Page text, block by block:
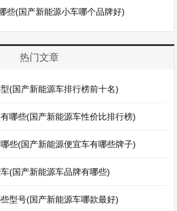
些(国产新能源小车哪个品牌好)
热门文章
(国产新能源车排行榜前十名)
哪些(国产新能源车性价比排行榜)
些(国产新能源便宜车有哪些牌子)
(国产新能源车品牌有哪些)
型号(国产新能源车哪款最好)